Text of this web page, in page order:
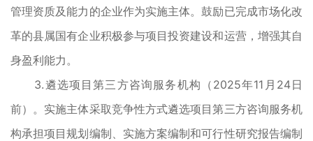
管理资质及能力的企业作为实施主体。鼓励已完成市场化改
革的县属国有企业积极参与项目投资建设和运营，增强其自
身盈利能力。
3.遴选项目第三方咨询服务机构（2025年11月24日
前）。实施主体采取竞争性方式遴选项目第三方咨询服务机
构承担项目规划编制、实施方案编制和可行性研究报告编制